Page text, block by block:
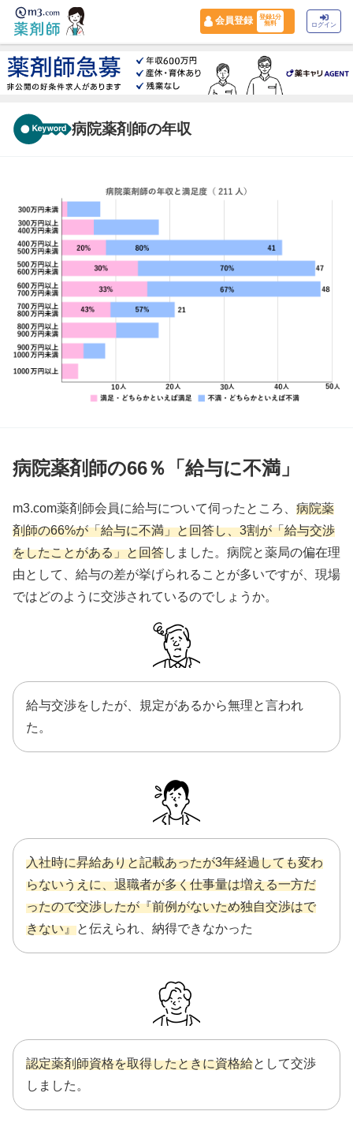
会員登録
登録1分
無料
ログイン
病院薬剤師の年収
病院薬剤師の66％「給与に不満」
m3.com薬剤師会員に給与について伺ったところ、 病院薬
剤師の66%が「給与に不満」と回答し、3割が「給与交渉
をしたことがある」と回答しました。病院と薬局の偏在理
由として、給与の差が挙げられることが多いですが、現場
ではどのように交渉されているのでしょうか。
給与交渉をしたが、規定があるから無理と言われ
た。
入社時に昇給ありと記載あったが3年経過しても変わ
らないうえに、退職者が多く仕事量は増える一方だ
ったので交渉したが『前例がないため独自交渉はで
きない』と伝えられ、納得できなかった
認定薬剤師資格を取得したときに資格給として交渉
しました。